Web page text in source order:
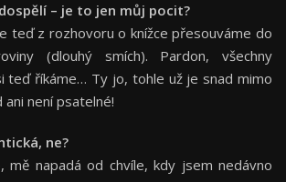
– je to jen můj pocit?
teď z rozhovoru o knížce přesouváme do
(dlouhý smích). Pardon, všechny
teď říkáme… Ty jo, tohle už je snad mimo
není psatelné!
, ne?
mě napadá od chvíle, kdy jsem nedávno